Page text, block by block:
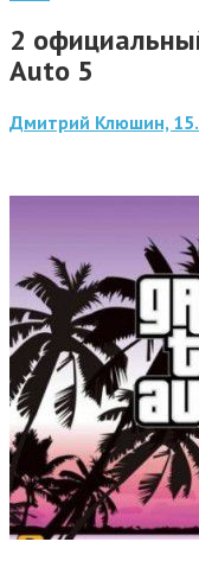
2
Auto 5
Дмитрий Клюшин,